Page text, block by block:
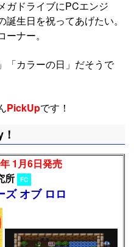
ガドライブにPCエンジ
生日を祝ってあげたい。
ナー。
「カラーの日」だそうで
PickUpです！
1月6日発売
所
FC
ズ オブ ロロ